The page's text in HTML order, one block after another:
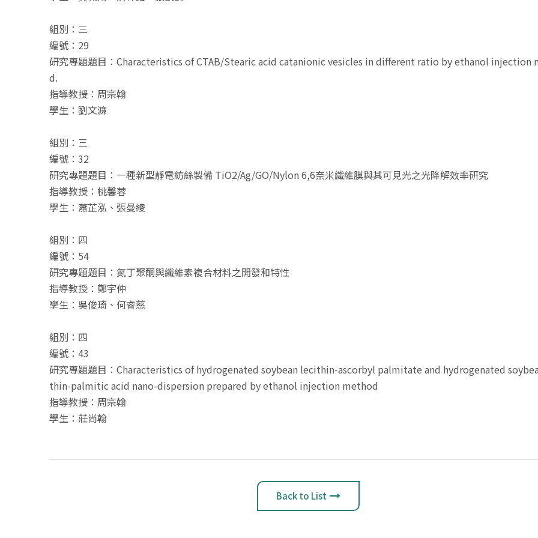
組別：三
編號：29
研究專題題目：Characteristics of CTAB/Stearic acid catanionic vesicles in different ratio by ethanol injection
d.
指導教授：周宗翰
學生：劉文濂
組別：三
編號：32
研究專題題目：一種新型靜電紡絲製備 TiO2/Ag/GO/Nylon 6,6奈米纖維膜與其可見光之光降解效率研究
指導教授：桃馨蓉
學生：蕭芷泓、張曼綾
組別：四
編號：54
研究專題題目：氮丁聚酮與纖維素複合材料之開發和特性
指導教授：鄭宇仲
學生：吳俊琦、何睿慈
組別：四
編號：43
研究專題題目：Characteristics of hydrogenated soybean lecithin-ascorbyl palmitate and hydrogenated
thin-palmitic acid nano-dispersion prepared by ethanol injection method
指導教授：周宗翰
學生：莊尚翰
Back to List